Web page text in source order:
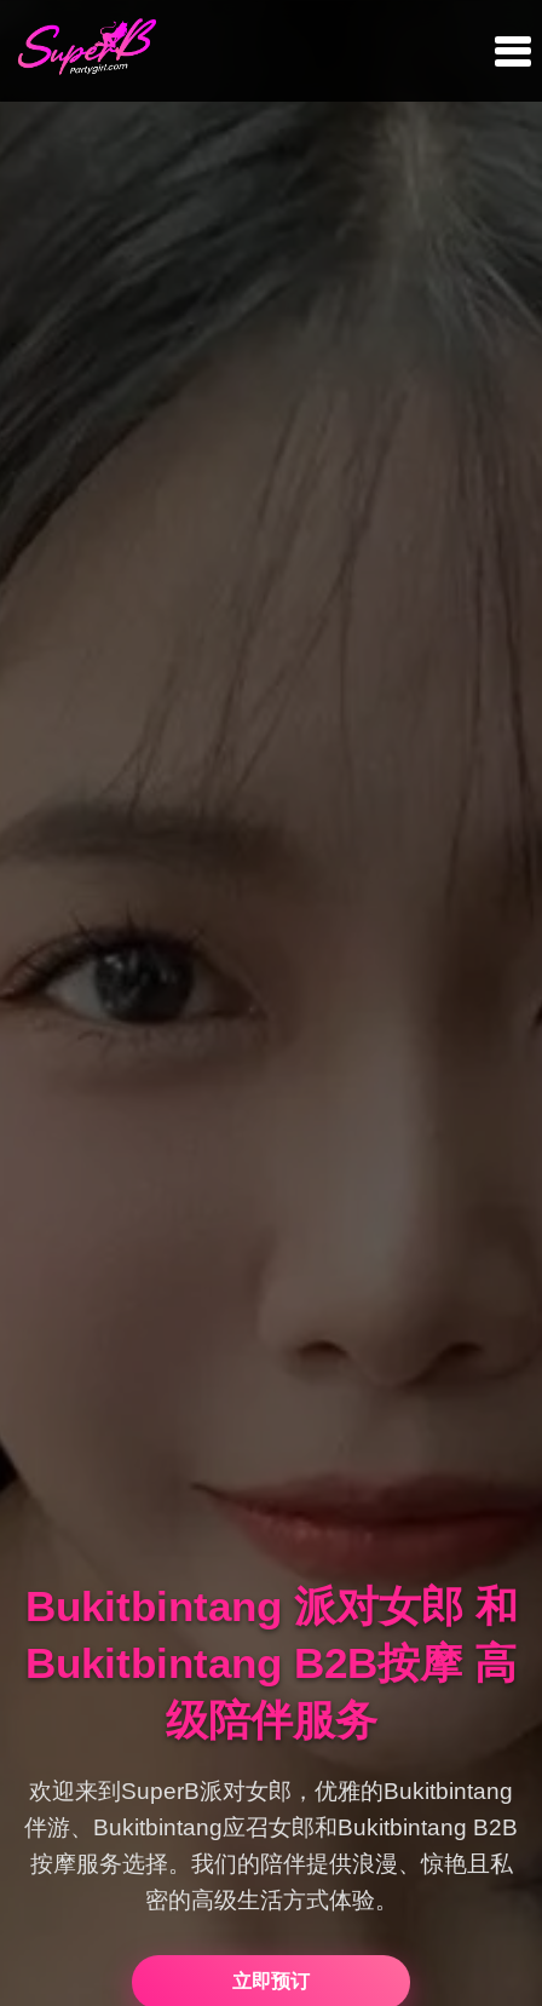
Bukitbintang 派对女郎 和
Bukitbintang B2B按摩 高
级陪伴服务
欢迎来到SuperB派对女郎，优雅的Bukitbintang
伴游、Bukitbintang应召女郎和Bukitbintang B2B
按摩服务选择。我们的陪伴提供浪漫、惊艳且私
密的高级生活方式体验。
立即预订